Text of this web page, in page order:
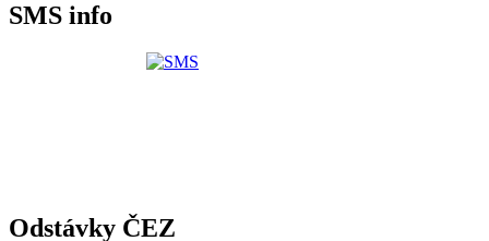
SMS info
Odstávky ČEZ